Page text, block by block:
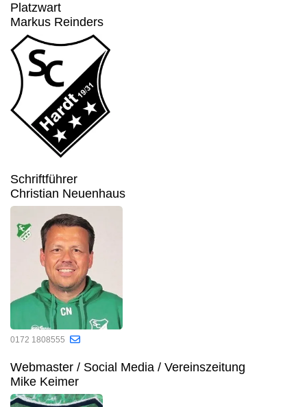
Platzwart
Markus Reinders
Schriftführer
Christian Neuenhaus
0172 1808555
Webmaster / Social Media / Vereinszeitung
Mike Keimer